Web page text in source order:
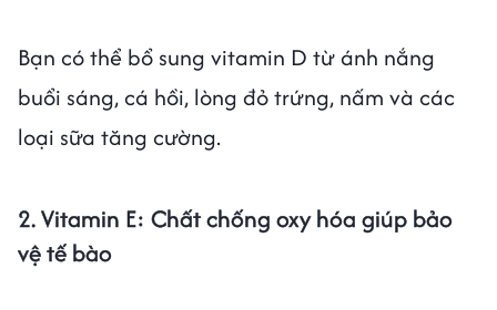
Bạn có thể bổ sung vitamin D từ ánh nắng
buổi sáng, cá hồi, lòng đỏ trứng, nấm và các
loại sữa tăng cường.
2. Vitamin E: Chất chống oxy hóa giúp bảo
vệ tế bào